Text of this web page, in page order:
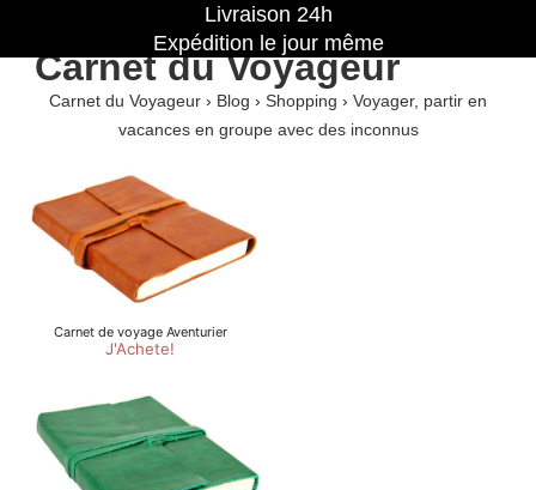
Carnet du Voyageur
Carnet du Voyageur › Blog › Shopping › Voyager, partir en
vacances en groupe avec des inconnus
Livraison 24h
Expédition le jour même